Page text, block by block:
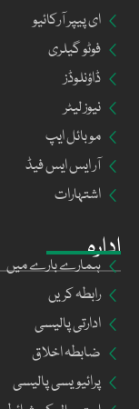
ادارہ
ہمارے بارے میں
رابطہ کریں
ادارتی پالیسی
ضابطہ اخلاق
پرائیویسی پالیسی
ای پیپر آرکائیو
فوٹو گیلری
ڈاؤنلوڈز
نیوز لیٹر
موبائل ایپ
آر ایس ایس فیڈ
اشتہارات